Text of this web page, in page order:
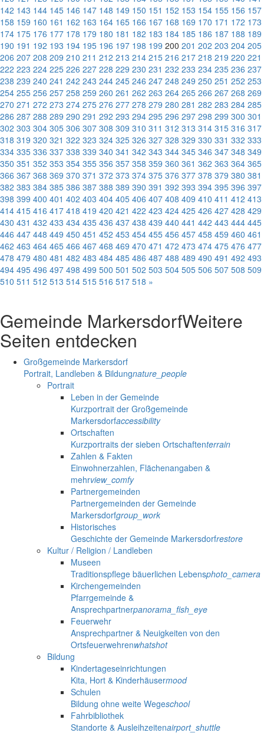
142 143 144 145 146 147 148 149 150 151 152 153 154 155 156 157
158 159 160 161 162 163 164 165 166 167 168 169 170 171 172 173
174 175 176 177 178 179 180 181 182 183 184 185 186 187 188 189
190 191 192 193 194 195 196 197 198 199 200 201 202 203 204 205
206 207 208 209 210 211 212 213 214 215 216 217 218 219 220 221
222 223 224 225 226 227 228 229 230 231 232 233 234 235 236 237
238 239 240 241 242 243 244 245 246 247 248 249 250 251 252 253
254 255 256 257 258 259 260 261 262 263 264 265 266 267 268 269
270 271 272 273 274 275 276 277 278 279 280 281 282 283 284 285
286 287 288 289 290 291 292 293 294 295 296 297 298 299 300 301
302 303 304 305 306 307 308 309 310 311 312 313 314 315 316 317
318 319 320 321 322 323 324 325 326 327 328 329 330 331 332 333
334 335 336 337 338 339 340 341 342 343 344 345 346 347 348 349
350 351 352 353 354 355 356 357 358 359 360 361 362 363 364 365
366 367 368 369 370 371 372 373 374 375 376 377 378 379 380 381
382 383 384 385 386 387 388 389 390 391 392 393 394 395 396 397
398 399 400 401 402 403 404 405 406 407 408 409 410 411 412 413
414 415 416 417 418 419 420 421 422 423 424 425 426 427 428 429
430 431 432 433 434 435 436 437 438 439 440 441 442 443 444 445
446 447 448 449 450 451 452 453 454 455 456 457 458 459 460 461
462 463 464 465 466 467 468 469 470 471 472 473 474 475 476 477
478 479 480 481 482 483 484 485 486 487 488 489 490 491 492 493
494 495 496 497 498 499 500 501 502 503 504 505 506 507 508 509
510 511 512 513 514 515 516 517 518 »
Gemeinde MarkersdorfWeitere
Seiten entdecken
Großgemeinde Markersdorf
Portrait, Landleben & Bildungnature_people
Portrait
Leben in der Gemeinde
Kurzportrait der Großgemeinde
Markersdorfaccessibility
Ortschaften
Kurzportraits der sieben Ortschaftenterrain
Zahlen & Fakten
Einwohnerzahlen, Flächenangaben &
mehrview_comfy
Partnergemeinden
Partnergemeinden der Gemeinde
Markersdorfgroup_work
Historisches
Geschichte der Gemeinde Markersdorfrestore
Kultur / Religion / Landleben
Museen
Traditionspflege bäuerlichen Lebensphoto_camera
Kirchengemeinden
Pfarrgemeinde &
Ansprechpartnerpanorama_fish_eye
Feuerwehr
Ansprechpartner & Neuigkeiten von den
Ortsfeuerwehrenwhatshot
Bildung
Kindertageseinrichtungen
Kita, Hort & Kinderhäusermood
Schulen
Bildung ohne weite Wegeschool
Fahrbibliothek
Standorte & Ausleihzeitenairport_shuttle